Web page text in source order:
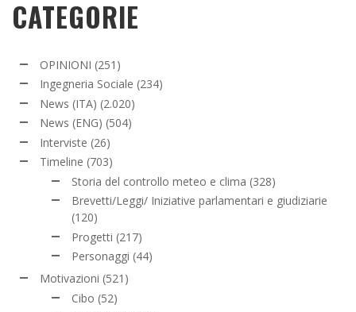
CATEGORIE
OPINIONI (251)
Ingegneria Sociale (234)
News (ITA) (2.020)
News (ENG) (504)
Interviste (26)
Timeline (703)
Storia del controllo meteo e clima (328)
Brevetti/Leggi/ Iniziative parlamentari e giudiziarie
(120)
Progetti (217)
Personaggi (44)
Motivazioni (521)
Cibo (52)